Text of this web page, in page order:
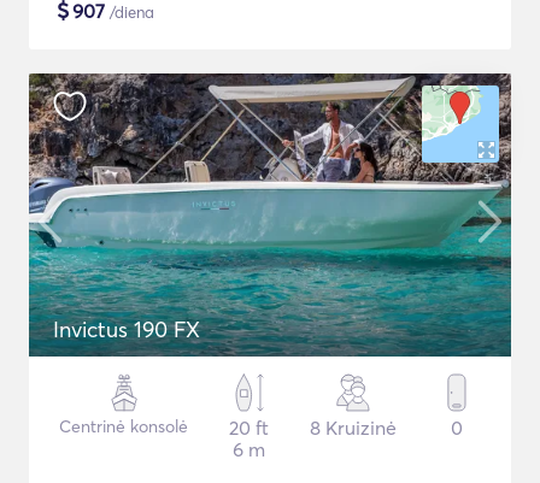
$907 /diena
Invictus 190 FX
Centrinė konsolė
20 ft
6 m
8 Kruizinė 0